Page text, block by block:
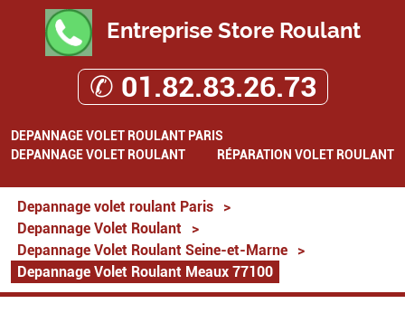
Entreprise Store Roulant
✆ 01.82.83.26.73
DEPANNAGE VOLET ROULANT PARIS
DEPANNAGE VOLET ROULANT
RÉPARATION VOLET ROULANT
Depannage volet roulant Paris
>
Depannage Volet Roulant
>
Depannage Volet Roulant Seine-et-Marne
>
Depannage Volet Roulant Meaux 77100